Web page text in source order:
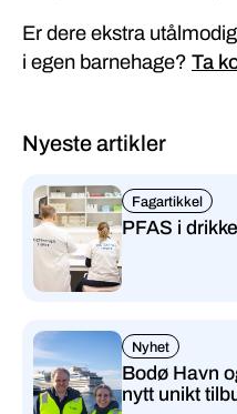
Er dere ekstra
i egen barnehage? Ta
Nyeste artikler
Fagartikkel
PFAS i
Nyhet
Bodø Havn
nytt unikt